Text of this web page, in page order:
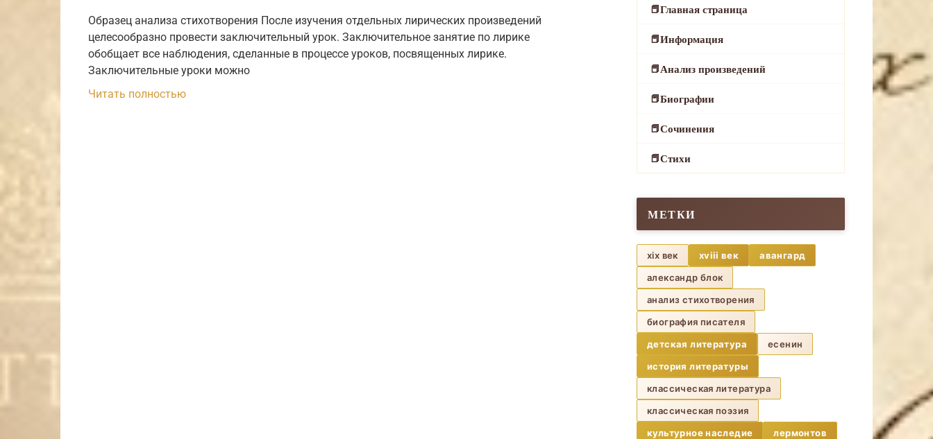
Образец анализа стихотворения После изучения отдельных лирических произведений
целесообразно провести заключительный урок. Заключительное занятие по лирике
обобщает все наблюдения, сделанные в процессе уроков, посвященных лирике.
Заключительные уроки можно
Читать полностью
Главная страница
Информация
Анализ произведений
Биографии
Сочинения
Стихи
МЕТКИ
xix век xviii век
авангард
александр блок
анализ стихотворения
биография писателя
детская литература
есенин
история литературы
классическая литература
классическая поэзия
культурное наследие
лермонтов